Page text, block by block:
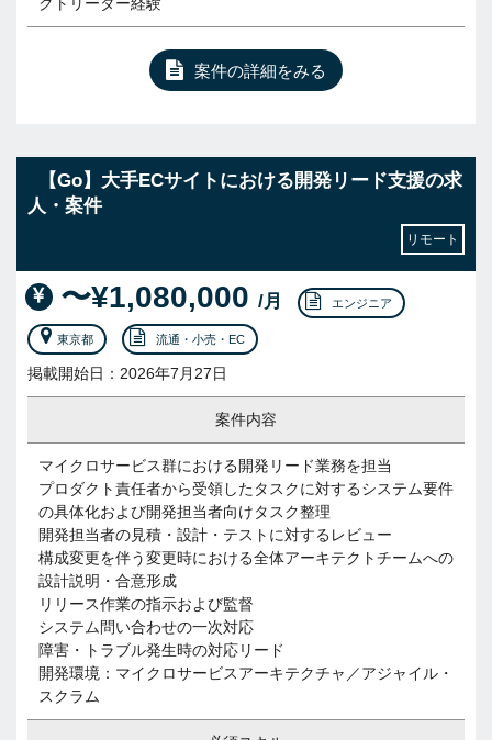
案件の詳細をみる
【Go】大手ECサイトにおける開発リード支援の求
人・案件
リモート
〜¥1,080,000 /月 エンジニア
東京都 流通・小売・EC
掲載開始日：2026年7月27日
案件内容
マイクロサービス群における開発リード業務を担当
プロダクト責任者から受領したタスクに対するシステム要件
の具体化および開発担当者向けタスク整理
開発担当者の見積・設計・テストに対するレビュー
構成変更を伴う変更時における全体アーキテクトチームへの
設計説明・合意形成
リリース作業の指示および監督
システム問い合わせの一次対応
障害・トラブル発生時の対応リード
開発環境：マイクロサービスアーキテクチャ／アジャイル・
スクラム